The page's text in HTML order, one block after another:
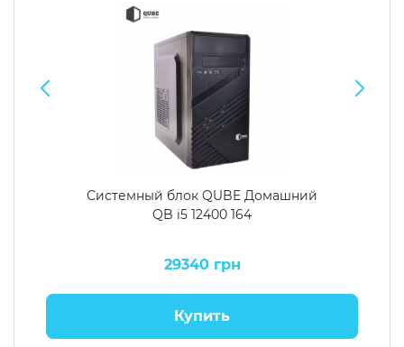
Системный блок QUBE Домашний
QB i5 12400 164
29340 грн
Купить